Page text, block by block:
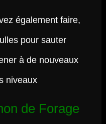
également faire,
pour sauter
à de nouveaux
niveaux
de Forage